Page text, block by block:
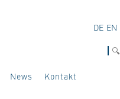
News Kontakt
DE EN